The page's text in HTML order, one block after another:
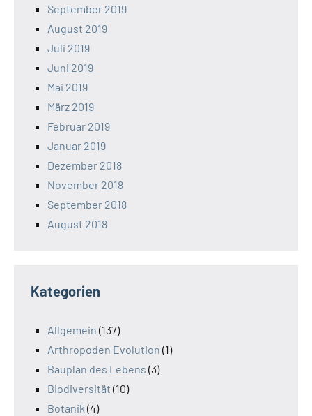
September 2019
August 2019
Juli 2019
Juni 2019
Mai 2019
März 2019
Februar 2019
Januar 2019
Dezember 2018
November 2018
September 2018
August 2018
Kategorien
Allgemein (137)
Arthropoden Evolution (1)
Bauplan des Lebens (3)
Biodiversität (10)
Botanik (4)